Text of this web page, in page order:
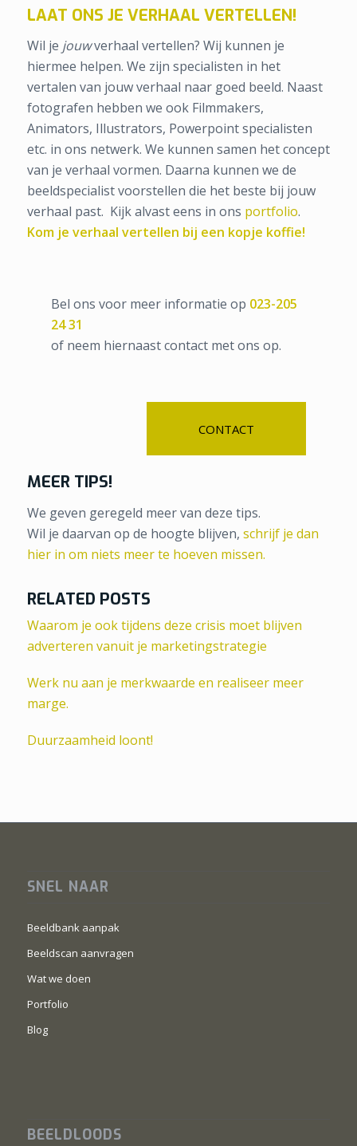
LAAT ONS JE VERHAAL VERTELLEN!
Wil je jouwverhaal vertellen? Wij kunnen je
hiermee helpen. We zijn specialisten in het
vertalen van jouw verhaal naar goed beeld. Naast
fotografen hebben we ook Filmmakers,
Animators, Illustrators, Powerpoint specialisten
etc. in ons netwerk. We kunnen samen het concept
van je verhaal vormen. Daarna kunnen we de
beeldspecialist voorstellen die het beste bij jouw
verhaal past. Kijk alvast eens in ons portfolio.
Kom je verhaal vertellen bij een kopje koffie!
Bel ons voor meer informatie op 023-205
24 31
of neem hiernaast contact met ons op.
CONTACT
MEER TIPS!
We geven geregeld meer van deze tips.
Wil je daarvan op de hoogte blijven, schrijf je dan
hier in om niets meer te hoeven missen.
RELATED POSTS
Waarom je ook tijdens deze crisis moet blijven
adverteren vanuit je marketingstrategie
Werk nu aan je merkwaarde en realiseer meer
marge.
Duurzaamheid loont!
SNEL NAAR
Beeldbank aanpak
Beeldscan aanvragen
Wat we doen
Portfolio
Blog
BEELDLOODS